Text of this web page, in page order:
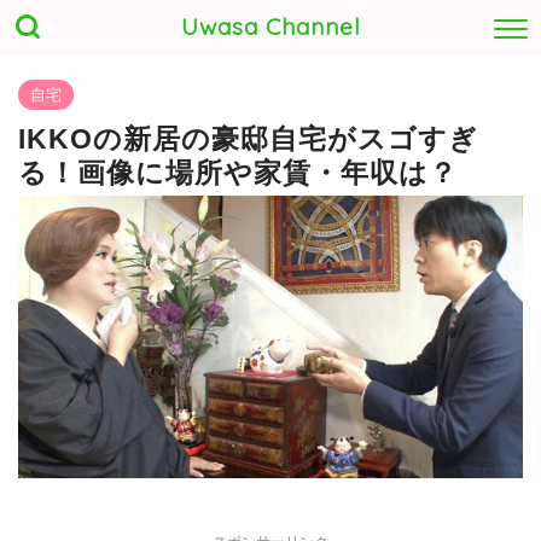
Uwasa Channel
自宅
IKKOの新居の豪邸自宅がスゴすぎ
る！画像に場所や家賃・年収は？